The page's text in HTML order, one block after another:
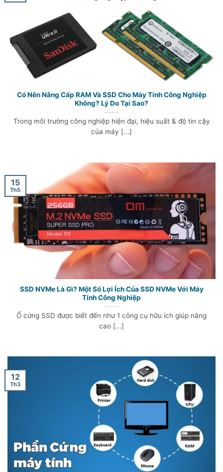
Có Nên Nâng Cấp RAM Và SSD Cho Máy Tính Công Nghiệp
Không? Lý Do Tại Sao?
Trong môi trường công nghiệp hiện đại, hiệu suất & độ tin cậy
của máy [...]
SSD NVMe Là Gì? Một Số Lợi Ích Của SSD NVMe Với Máy
Tính Công Nghiệp
Ổ cứng SSD được biết đến như 1 công cụ hữu ích giúp nâng
cao [...]
15
Th5
12
Th3